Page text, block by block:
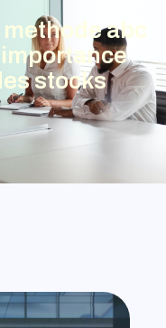
abc
stocks